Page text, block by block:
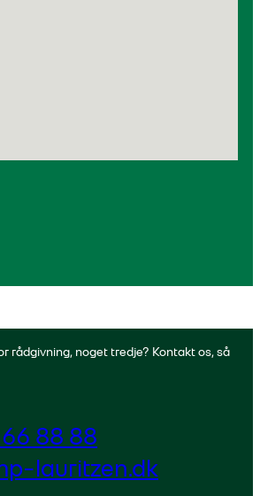
rådgivning, noget tredje? Kontakt os, så
88 88
lauritzen.dk